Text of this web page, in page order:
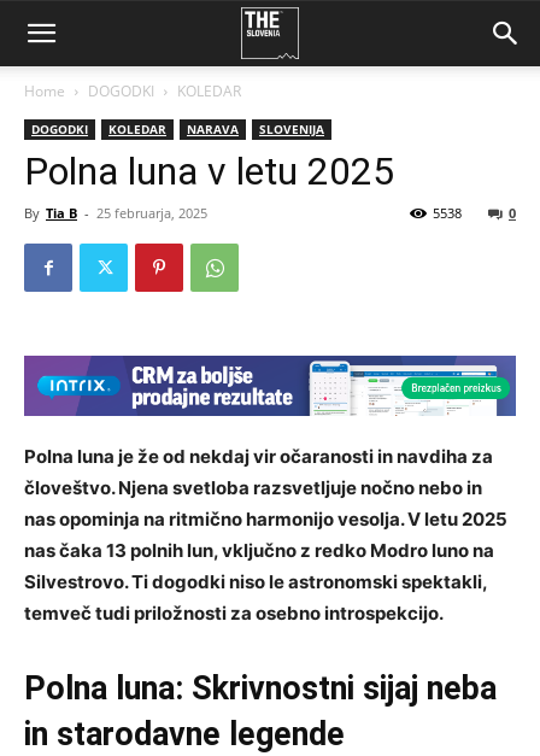
Home DOGODKI KOLEDAR
DOGODKI KOLEDAR NARAVA SLOVENIJA
Polna luna v letu 2025
By Tia B - 25 februarja, 2025 0
5538
Polna luna je že od nekdaj vir očaranosti in navdiha za
človeštvo. Njena svetloba razsvetljuje nočno nebo in
nas opominja na ritmično harmonijo vesolja. V letu 2025
nas čaka 13 polnih lun, vključno z redko Modro luno na
Silvestrovo. Ti dogodki niso le astronomski spektakli,
temveč tudi priložnosti za osebno introspekcijo.
Polna luna: Skrivnostni sijaj neba
in starodavne legende